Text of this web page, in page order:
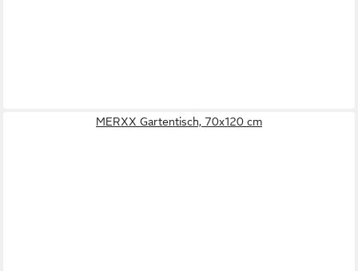
MERXX Gartentisch, 70x120 cm